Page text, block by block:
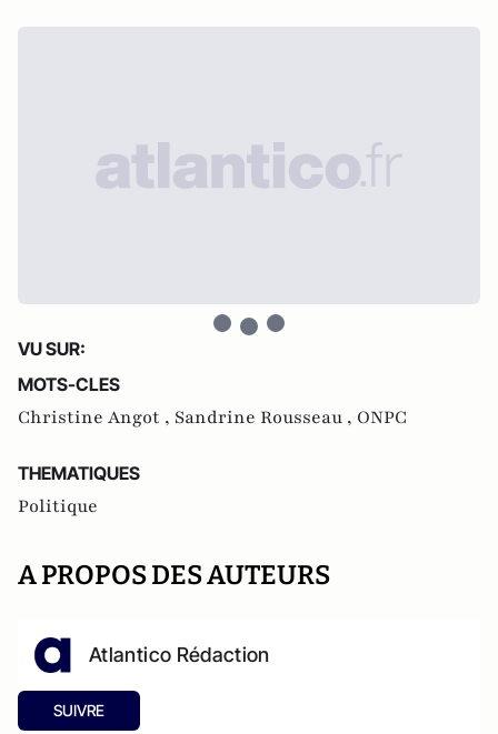
VU SUR:
MOTS-CLES
Christine Angot , Sandrine Rousseau , ONPC
THEMATIQUES
Politique
A PROPOS DES AUTEURS
Atlantico Rédaction
SUIVRE